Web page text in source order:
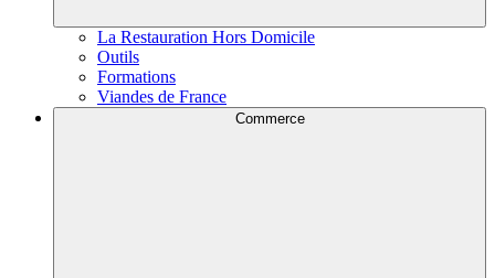
La Restauration Hors Domicile
Outils
Formations
Viandes de France
Commerce